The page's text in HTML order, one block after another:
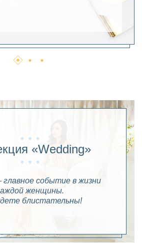
«Wedding»
событие в жизни
женщины.
блистательны!